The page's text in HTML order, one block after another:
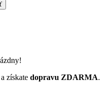
a získate dopravu ZDARMA.